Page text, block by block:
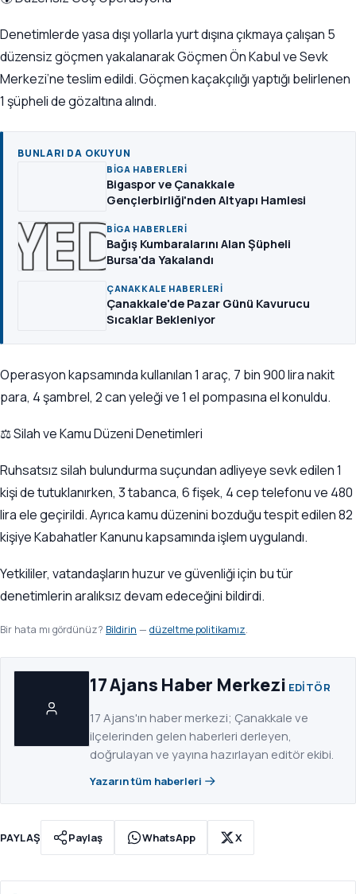
Denetimlerde yasa dışı yollarla yurt dışına çıkmaya çalışan 5
düzensiz göçmen yakalanarak Göçmen Ön Kabul ve Sevk
Merkezi’ne teslim edildi. Göçmen kaçakçılığı yaptığı belirlenen
1 şüpheli de gözaltına alındı.
BUNLARI DA OKUYUN
BIGA HABERLERI
Bigaspor ve Çanakkale
Gençlerbirliği'nden Altyapı Hamlesi
BIGA HABERLERI
Bağış Kumbaralarını Alan Şüpheli
Bursa'da Yakalandı
ÇANAKKALE HABERLERI
Çanakkale'de Pazar Günü Kavurucu
Sıcaklar Bekleniyor
Operasyon kapsamında kullanılan 1 araç, 7 bin 900 lira nakit
para, 4 şambrel, 2 can yeleği ve 1 el pompasına el konuldu.
⚖️ Silah ve Kamu Düzeni Denetimleri
Ruhsatsız silah bulundurma suçundan adliyeye sevk edilen 1
kişi de tutuklanırken, 3 tabanca, 6 fişek, 4 cep telefonu ve 480
lira ele geçirildi. Ayrıca kamu düzenini bozduğu tespit edilen 82
kişiye Kabahatler Kanunu kapsamında işlem uygulandı.
Yetkililer, vatandaşların huzur ve güvenliği için bu tür
denetimlerin aralıksız devam edeceğini bildirdi.
Bir hata mı gördünüz? Bildirin — düzeltme politikamız.
17 Ajans Haber Merkezi EDITÖR
17 Ajans'ın haber merkezi; Çanakkale ve
ilçelerinden gelen haberleri derleyen,
doğrulayan ve yayına hazırlayan editör ekibi.
Yazarın tüm haberleri
PAYLAŞ Paylaş WhatsApp X